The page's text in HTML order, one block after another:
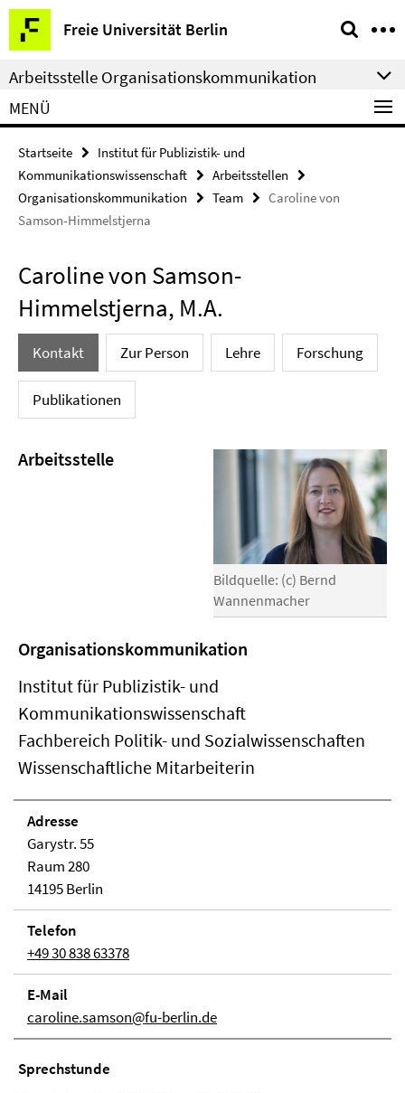
Springe
direkt
zu
Inhalt
Freie Universität Berlin
Service-
Navigation
Arbeitsstelle Organisationskommunikation
MENÜ
Startseite
Institut für Publizistik- und
Kommunikationswissenschaft
Arbeitsstellen
Organisationskommunikation
Team
Caroline von
Samson-Himmelstjerna
Caroline von Samson-
Himmelstjerna, M.A.
Kontakt Zur Person Lehre Forschung
Publikationen
Bildquelle: (c) Bernd
Wannenmacher
Arbeitsstelle
Organisationskommunikation
Institut für Publizistik- und
Kommunikationswissenschaft
Fachbereich Politik- und Sozialwissenschaften
Wissenschaftliche Mitarbeiterin
Adresse
Garystr. 55
Raum 280
14195 Berlin
Telefon
+49 30 838 63378
E-Mail
caroline.samson@fu-berlin.de
Sprechstunde